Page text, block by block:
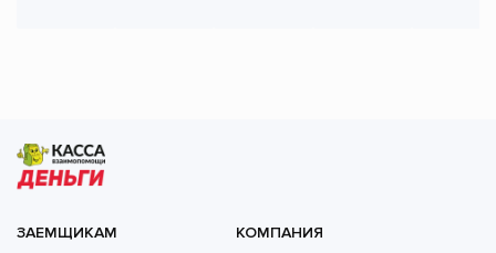
ЗАЕМЩИКАМ КОМПАНИЯ